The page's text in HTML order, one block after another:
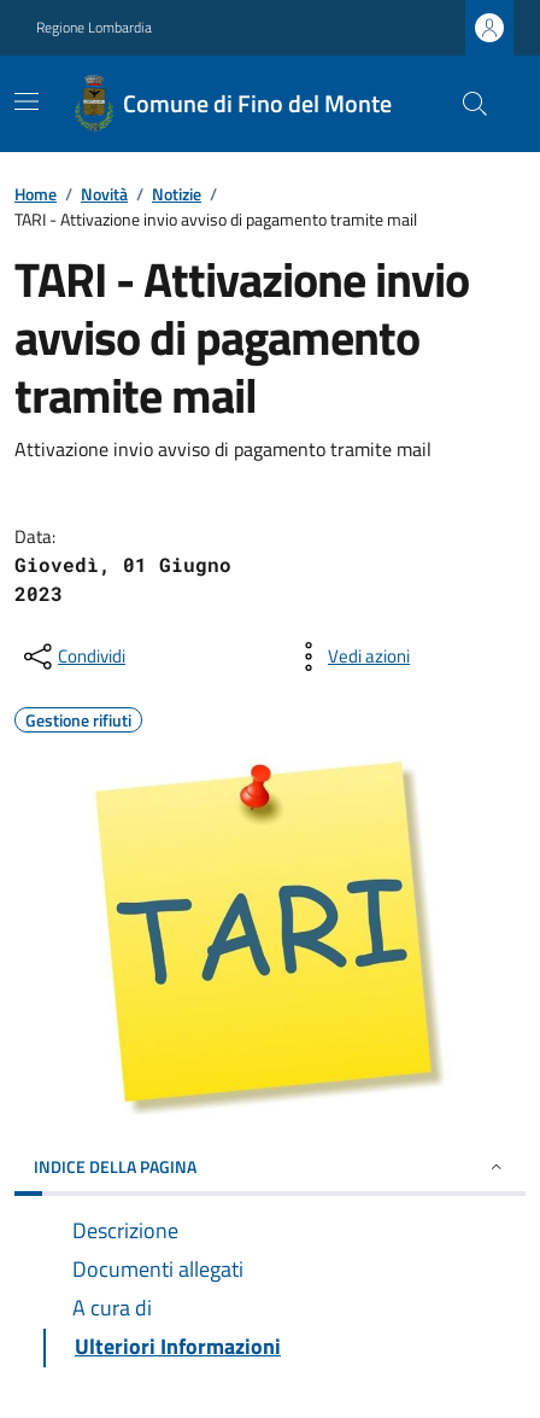
Regione Lombardia
Comune di Fino del Monte
Home / Novità / Notizie /
TARI - Attivazione invio avviso di pagamento tramite mail
TARI - Attivazione invio
avviso di pagamento
tramite mail
Attivazione invio avviso di pagamento tramite mail
Data:
Giovedì, 01 Giugno
2023
Condividi Vedi azioni
Gestione rifiuti
INDICE DELLA PAGINA
Descrizione
Documenti allegati
A cura di
Ulteriori Informazioni